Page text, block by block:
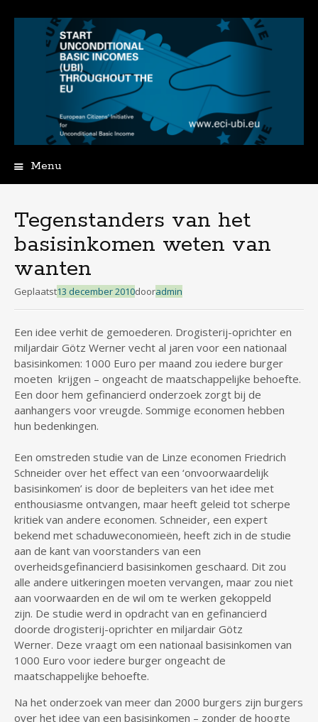
Menu
inhoud
Tegenstanders van het
basisinkomen weten van
wanten
Geplaatst13 december 2010dooradmin
Een idee verhit de gemoederen. Drogisterij-oprichter en
miljardair Götz Werner vecht al jaren voor een nationaal
basisinkomen: 1000 Euro per maand zou iedere burger
moeten krijgen – ongeacht de maatschappelijke behoefte.
Een door hem gefinancierd onderzoek zorgt bij de
aanhangers voor vreugde. Sommige economen hebben
hun bedenkingen.
Een omstreden studie van de Linze economen Friedrich
Schneider over het effect van een ‘onvoorwaardelijk
basisinkomen’ is door de bepleiters van het idee met
enthousiasme ontvangen, maar heeft geleid tot scherpe
kritiek van andere economen. Schneider, een expert
bekend met schaduweconomieën, heeft zich in de studie
aan de kant van voorstanders van een
overheidsgefinancierd basisinkomen geschaard. Dit zou
alle andere uitkeringen moeten vervangen, maar zou niet
aan voorwaarden en de wil om te werken gekoppeld
zijn. De studie werd in opdracht van en gefinancierd
doorde drogisterij-oprichter en miljardair Götz
Werner. Deze vraagt om een nationaal basisinkomen van
1000 Euro voor iedere burger ongeacht de
maatschappelijke behoefte.
Na het onderzoek van meer dan 2000 burgers zijn burgers
over het idee van een basisinkomen – zonder de hoogte